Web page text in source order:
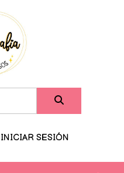
INICIAR SESIÓN